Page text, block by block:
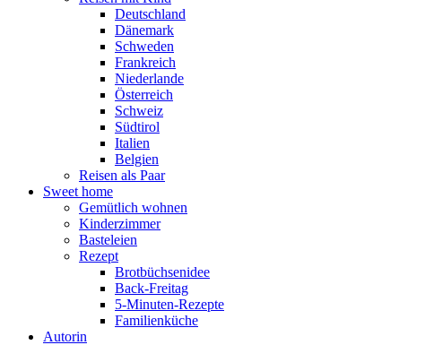
Deutschland
Dänemark
Schweden
Frankreich
Niederlande
Österreich
Schweiz
Südtirol
Italien
Belgien
Reisen als Paar
Sweet home
Gemütlich wohnen
Kinderzimmer
Basteleien
Rezept
Brotbüchsenidee
Back-Freitag
5-Minuten-Rezepte
Familienküche
Autorin